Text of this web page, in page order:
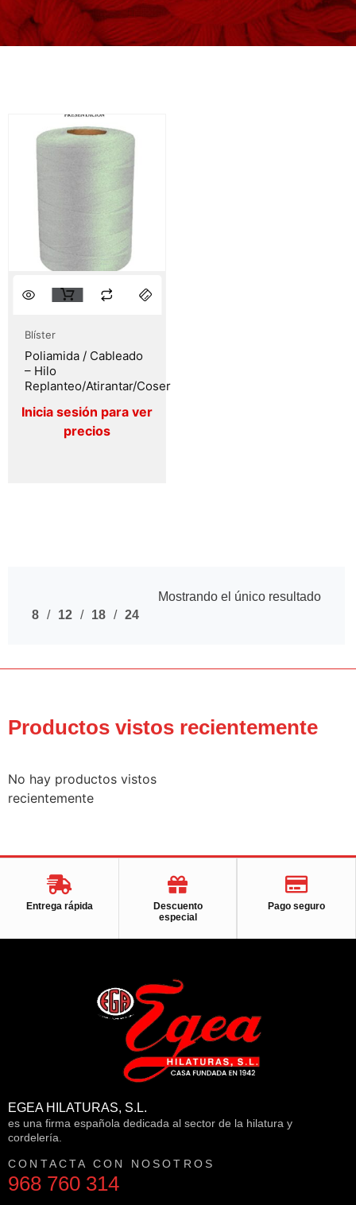
Blíster
Poliamida / Cableado
– Hilo
Replanteo/Atirantar/Coser
Mostrando el único resultado
8
12 18 24
Productos vistos recientemente
No hay productos vistos
recientemente
Entrega rápida
Descuento
especial
Pago seguro
EGEA HILATURAS, S.L.
es una firma española dedicada al sector de la hilatura y
cordelería.
CONTACTA CON NOSOTROS
968 760 314